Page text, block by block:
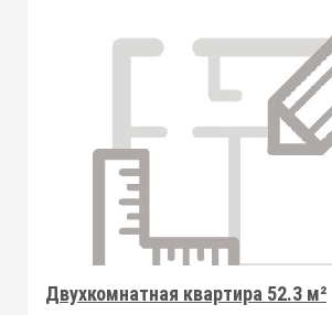
Двухкомнатная квартира 52.3 м²